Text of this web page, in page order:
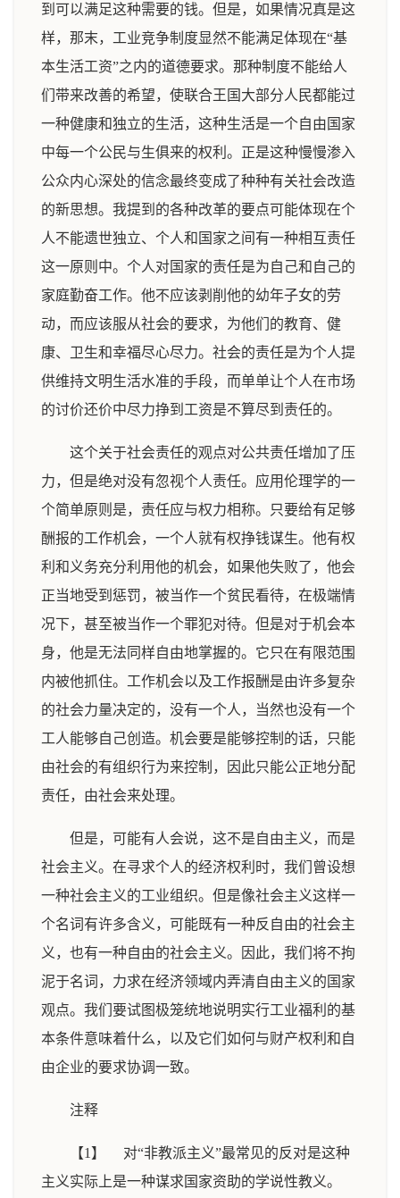
到可以满足这种需要的钱。但是，如果情况真是这
样，那末，工业竞争制度显然不能满足体现在“基
本生活工资”之内的道德要求。那种制度不能给人
们带来改善的希望，使联合王国大部分人民都能过
一种健康和独立的生活，这种生活是一个自由国家
中每一个公民与生俱来的权利。正是这种慢慢渗入
公众内心深处的信念最终变成了种种有关社会改造
的新思想。我提到的各种改革的要点可能体现在个
人不能遗世独立、个人和国家之间有一种相互责任
这一原则中。个人对国家的责任是为自己和自己的
家庭勤奋工作。他不应该剥削他的幼年子女的劳
动，而应该服从社会的要求，为他们的教育、健
康、卫生和幸福尽心尽力。社会的责任是为个人提
供维持文明生活水准的手段，而单单让个人在市场
的讨价还价中尽力挣到工资是不算尽到责任的。
这个关于社会责任的观点对公共责任增加了压
力，但是绝对没有忽视个人责任。应用伦理学的一
个简单原则是，责任应与权力相称。只要给有足够
酬报的工作机会，一个人就有权挣钱谋生。他有权
利和义务充分利用他的机会，如果他失败了，他会
正当地受到惩罚，被当作一个贫民看待，在极端情
况下，甚至被当作一个罪犯对待。但是对于机会本
身，他是无法同样自由地掌握的。它只在有限范围
内被他抓住。工作机会以及工作报酬是由许多复杂
的社会力量决定的，没有一个人，当然也没有一个
工人能够自己创造。机会要是能够控制的话，只能
由社会的有组织行为来控制，因此只能公正地分配
责任，由社会来处理。
但是，可能有人会说，这不是自由主义，而是
社会主义。在寻求个人的经济权利时，我们曾设想
一种社会主义的工业组织。但是像社会主义这样一
个名词有许多含义，可能既有一种反自由的社会主
义，也有一种自由的社会主义。因此，我们将不拘
泥于名词，力求在经济领域内弄清自由主义的国家
观点。我们要试图极笼统地说明实行工业福利的基
本条件意味着什么，以及它们如何与财产权利和自
由企业的要求协调一致。
注释
【1】 对“非教派主义”最常见的反对是这种
主义实际上是一种谋求国家资助的学说性教义。